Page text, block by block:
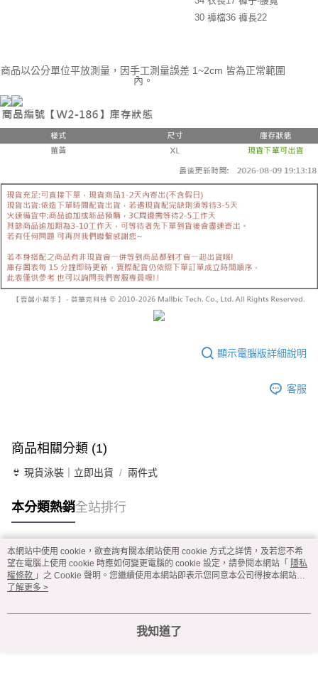
30 褲檔36 褲長22
商品以公分單位平放測量，因手工測量誤差 1~2cm 皆為正常範圍
內。
顯示電腦版詳細說明
客服
商品相關分類 (1)
👙 現貨泳裝｜立即出貨 兩件式
本分類熱銷全站排行
熱門標籤
本網站中使用 cookie，欲查詢有關本網站使用 cookie 方式之詳情，及若您不希
望在電腦上使用 cookie 時應如何變更電腦的 cookie 設定，請參閱本網站「 隱私
權條款 」之 Cookie 聲明。您繼續使用本網站即表示您同意本公司得按本網站使
用條款之 Cookie 聲明使用 cookie。
了解更多 >
我知道了